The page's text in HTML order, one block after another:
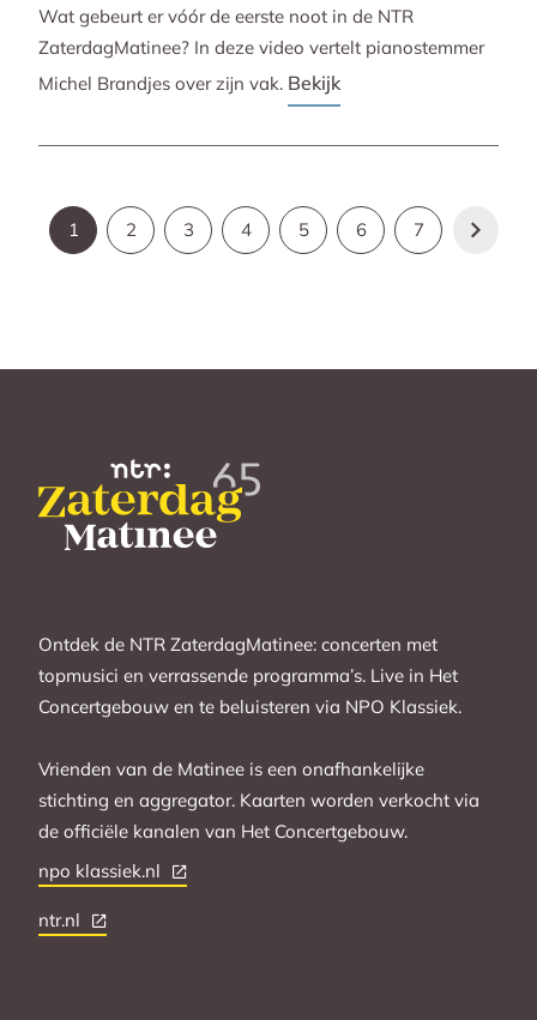
Wat gebeurt er vóór de eerste noot in de NTR
ZaterdagMatinee? In deze video vertelt pianostemmer
Michel Brandjes over zijn vak. Bekijk
1 2 3 4 5 6 7
Ontdek de NTR ZaterdagMatinee: concerten met
topmusici en verrassende programma’s. Live in Het
Concertgebouw en te beluisteren via NPO Klassiek.
Vrienden van de Matinee is een onafhankelijke
stichting en aggregator. Kaarten worden verkocht via
de officiële kanalen van Het Concertgebouw.
npo klassiek.nl
ntr.nl